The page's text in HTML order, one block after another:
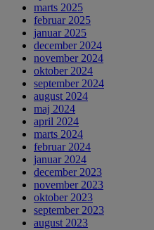
marts 2025
februar 2025
januar 2025
december 2024
november 2024
oktober 2024
september 2024
august 2024
maj 2024
april 2024
marts 2024
februar 2024
januar 2024
december 2023
november 2023
oktober 2023
september 2023
august 2023